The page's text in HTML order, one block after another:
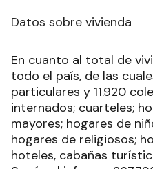
Datos sobre vivienda
En cuanto al total de
todo el país, de las
particulares y 11.920
internados; cuarteles;
mayores; hogares de
hogares de religiosos;
hoteles, cabañas